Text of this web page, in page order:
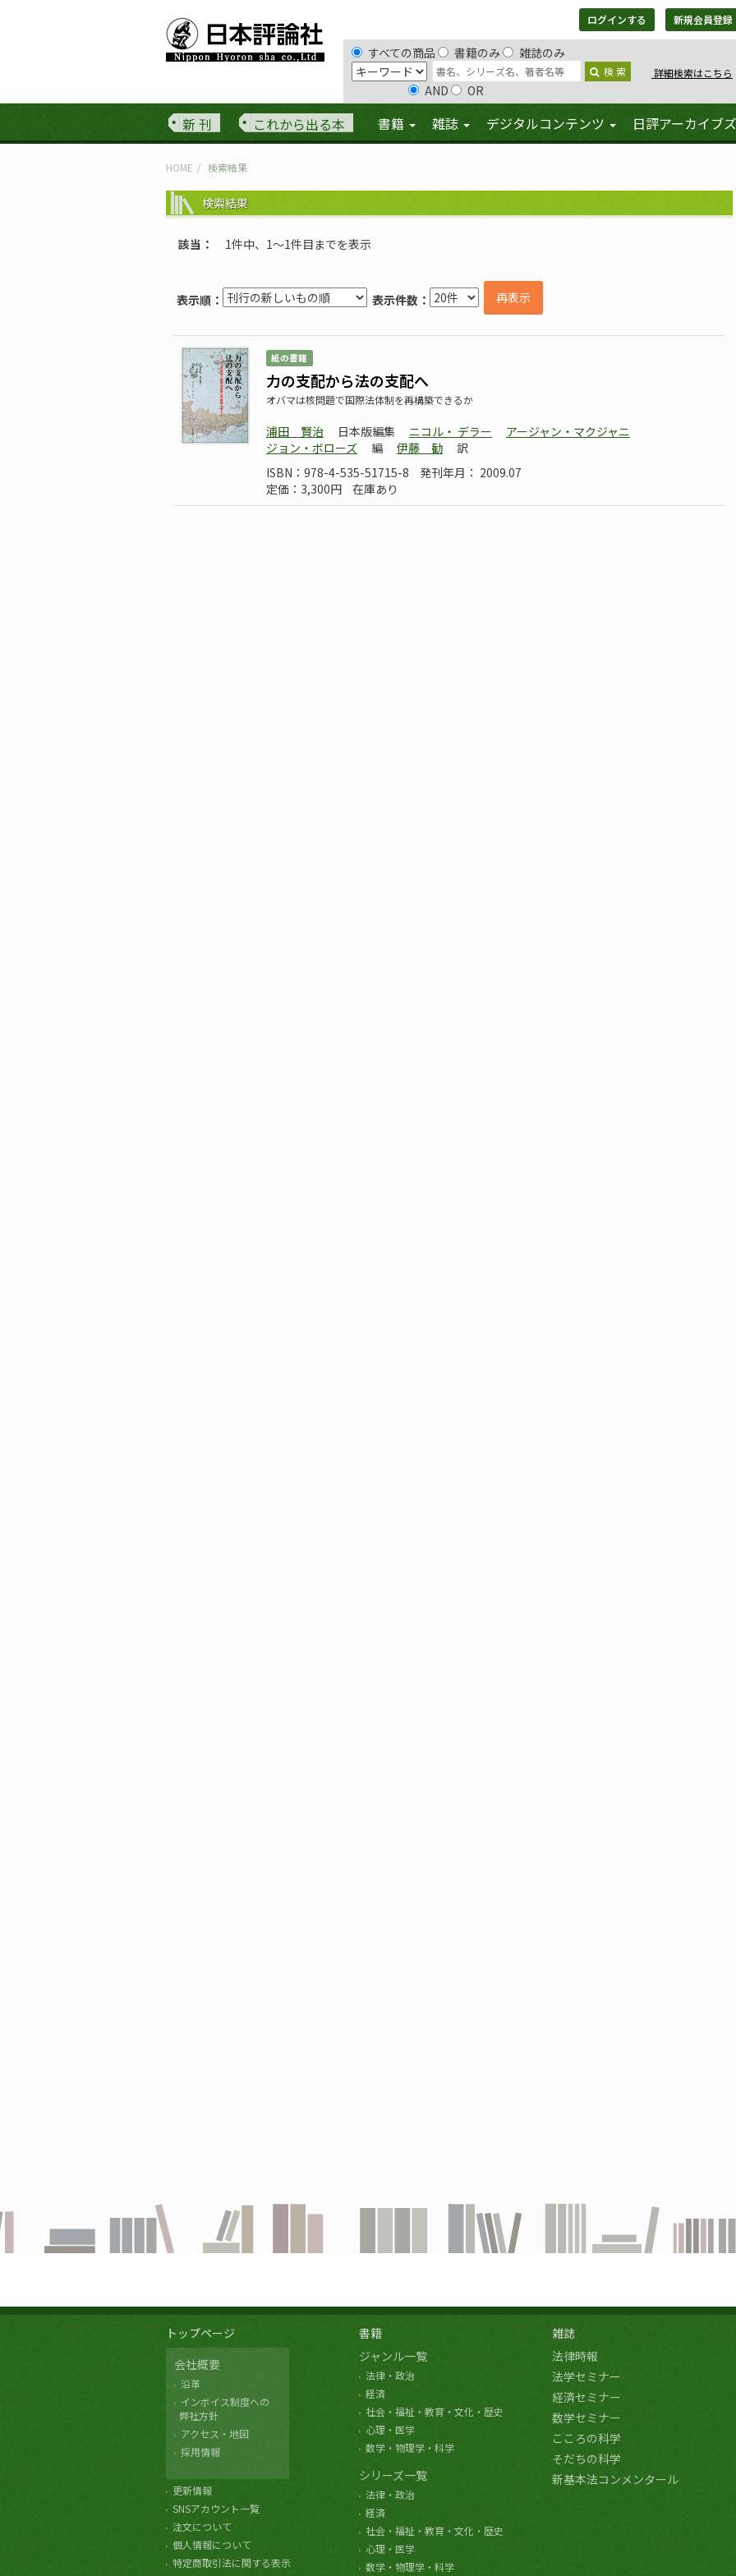
ログインする 新規会員登録
すべての商品 書籍のみ 雑誌のみ
検 索 詳細検索はこちら
AND OR
新 刊 これから出る本 書籍 雑誌 デジタルコンテンツ 日評アーカイブズ
HOME 検索結果
検索結果
該当 1件中、1〜1件目までを表示
表示順： 表示件数： 再表示
紙の書籍
力の支配から法の支配へ
オバマは核問題で国際法体制を再構築できるか
浦田 賢治 日本版編集 ニコル・ デラー
アージャン・マクジャニ
ジョン・ボローズ
編 伊藤 勧
訳
ISBN：978-4-535-51715-8
発刊年月： 2009.07
定価：3,300円
在庫あり
トップページ
会社概要
沿革
インボイス制度への
弊社方針
アクセス・地図
採用情報
更新情報
SNSアカウント一覧
注文について
個人情報について
特定商取引法に関する表示
書籍
ジャンル一覧
法律・政治
経済
社会・福祉・教育・文化・歴史
心理・医学
数学・物理学・科学
シリーズ一覧
法律・政治
経済
社会・福祉・教育・文化・歴史
心理・医学
数学・物理学・科学
雑誌
法律時報
法学セミナー
経済セミナー
数学セミナー
こころの科学
そだちの科学
新基本法コンメンタール